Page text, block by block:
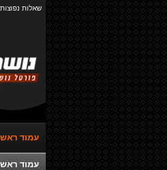
שאלות נפוצות
עמוד
עמוד